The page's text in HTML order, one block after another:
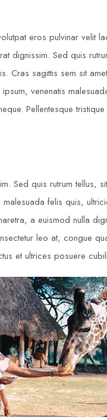
eros pulvinar velit
dignissim. Sed quis
Cras sagittis sem sit
venenatis
Pellentesque
Sed quis rutrum tellus,
felis quis,
a euismod nulla
leo at, congue
et ultrices posuere